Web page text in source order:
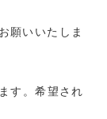
願いいたしま
す。希望され